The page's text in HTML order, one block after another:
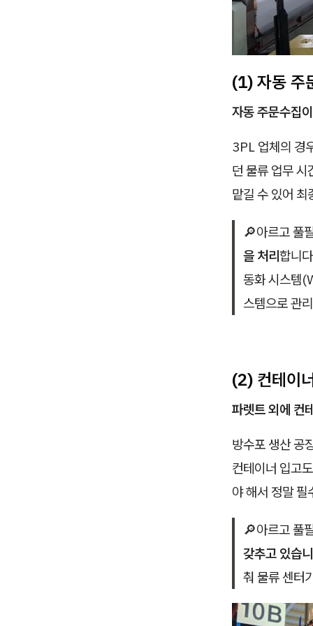
(1) 자동 주
자동 주문수집
3PL 업체의 경
던 물류 업무 시
맡길 수 있어 최
🔎아르고 풀
을 처리합니
동화 시스템
스템으로 관
(2) 컨테이
파렛트 외에 컨
방수포 생산 공
컨테이너 입고
야 해서 정말 필
🔎아르고 풀
갖추고 있습
춰 물류 센터